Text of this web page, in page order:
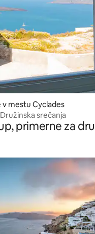
v mestu Cyclades
srečanja
primerne za